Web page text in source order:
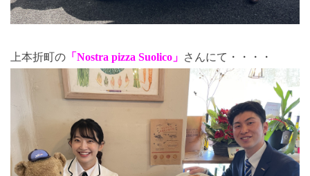
上本折町の 「Nostra pizza Suolico」 さんにて・・・・